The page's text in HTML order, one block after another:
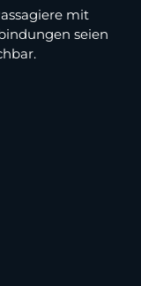
mit
seien